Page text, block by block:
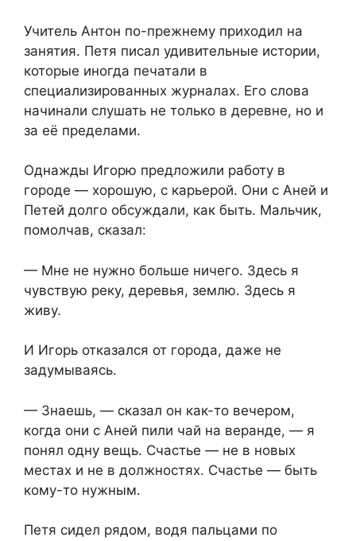
Учитель Антон по-прежнему приходил на
занятия. Петя писал удивительные истории,
которые иногда печатали в
специализированных журналах. Его слова
начинали слушать не только в деревне, но и
за её пределами.
Однажды Игорю предложили работу в
городе — хорошую, с карьерой. Они с Аней и
Петей долго обсуждали, как быть. Мальчик,
помолчав, сказал:
— Мне не нужно больше ничего. Здесь я
чувствую реку, деревья, землю. Здесь я
живу.
И Игорь отказался от города, даже не
задумываясь.
— Знаешь, — сказал он как-то вечером,
когда они с Аней пили чай на веранде, — я
понял одну вещь. Счастье — не в новых
местах и не в должностях. Счастье — быть
кому-то нужным.
Петя сидел рядом, водя пальцами по